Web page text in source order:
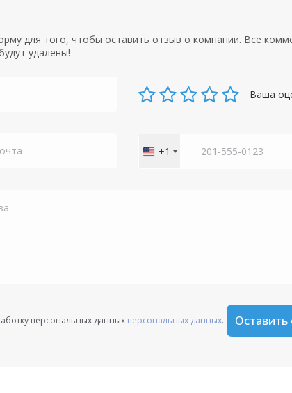
для того, чтобы оставить отзыв о компании. Все
удалены!
Ваша
United
+1
персональных данных персональных данных. Оставить